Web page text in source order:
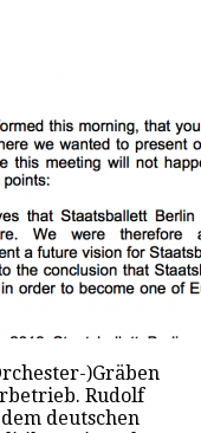
)Gräben
Rudolf
deutschen